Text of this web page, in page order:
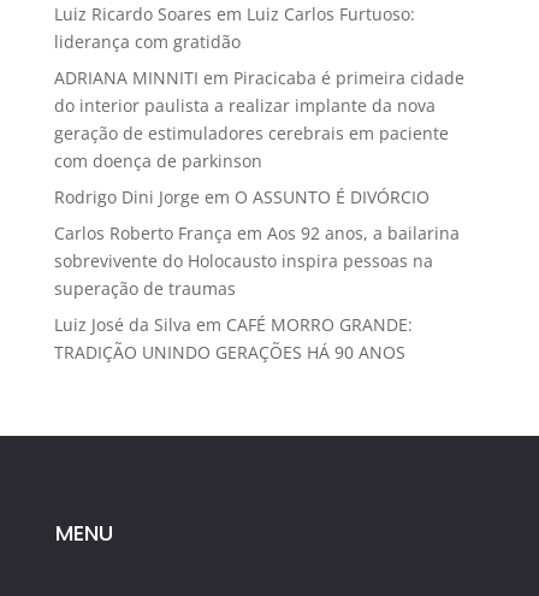
Luiz Ricardo Soares em Luiz Carlos Furtuoso:
liderança com gratidão
ADRIANA MINNITI em Piracicaba é primeira cidade
do interior paulista a realizar implante da nova
geração de estimuladores cerebrais em paciente
com doença de parkinson
Rodrigo Dini Jorge em O ASSUNTO É DIVÓRCIO
Carlos Roberto França em Aos 92 anos, a bailarina
sobrevivente do Holocausto inspira pessoas na
superação de traumas
Luiz José da Silva em CAFÉ MORRO GRANDE:
TRADIÇÃO UNINDO GERAÇÕES HÁ 90 ANOS
MENU